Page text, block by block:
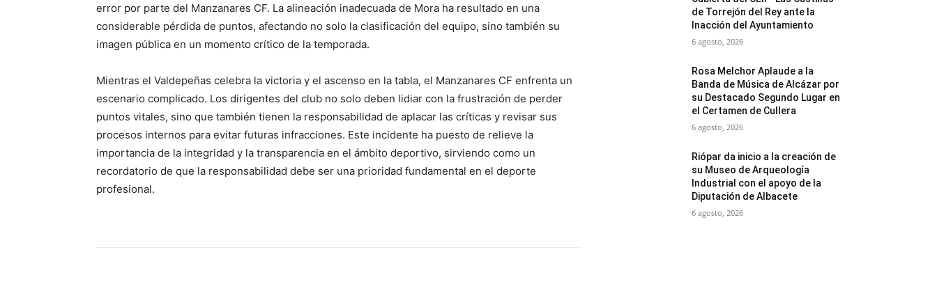
error por parte del Manzanares CF. La alineación inadecuada de Mora ha resultado en una
considerable pérdida de puntos, afectando no solo la clasificación del equipo, sino también su
imagen pública en un momento crítico de la temporada.
Mientras el Valdepeñas celebra la victoria y el ascenso en la tabla, el Manzanares CF enfrenta un
escenario complicado. Los dirigentes del club no solo deben lidiar con la frustración de perder
puntos vitales, sino que también tienen la responsabilidad de aplacar las críticas y revisar sus
procesos internos para evitar futuras infracciones. Este incidente ha puesto de relieve la
importancia de la integridad y la transparencia en el ámbito deportivo, sirviendo como un
recordatorio de que la responsabilidad debe ser una prioridad fundamental en el deporte
profesional.
de Torrejón del Rey ante la
Inacción del Ayuntamiento
6 agosto, 2026
Rosa Melchor Aplaude a la
Banda de Música de Alcázar por
su Destacado Segundo Lugar en
el Certamen de Cullera
6 agosto, 2026
Riópar da inicio a la creación de
su Museo de Arqueología
Industrial con el apoyo de la
Diputación de Albacete
6 agosto, 2026